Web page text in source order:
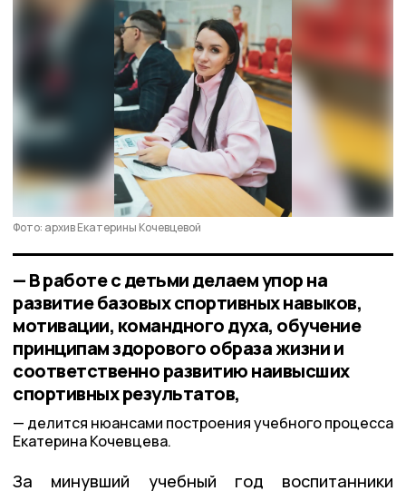
Фото: архив Екатерины Кочевцевой
— В работе с детьми делаем упор на
развитие базовых спортивных навыков,
мотивации, командного духа, обучение
принципам здорового образа жизни и
соответственно развитию наивысших
спортивных результатов,
делится нюансами построения учебного процесса
Екатерина Кочевцева.
За минувший учебный год воспитанники